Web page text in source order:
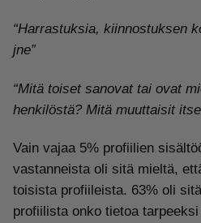
“Harrastuksia, kiinnostuksen
jne”
“Mitä toiset sanovat tai ovat
henkilöstä? Mitä muuttaisit
Vain vajaa 5% profiilien
vastanneista oli sitä mieltä,
toisista profiileista. 63% oli
profiilista onko tietoa